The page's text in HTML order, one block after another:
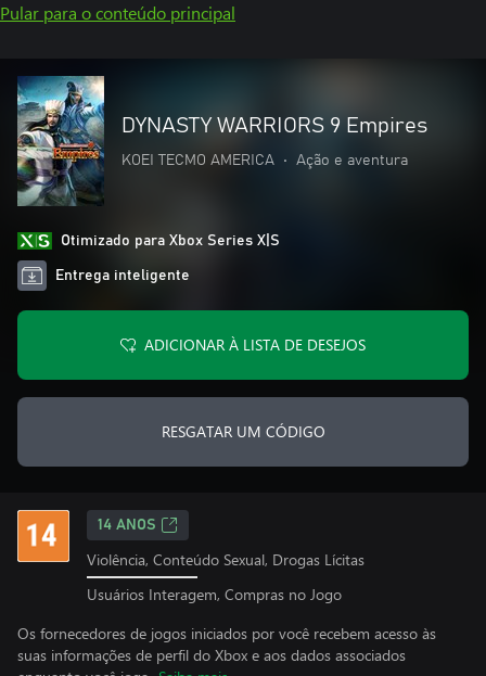
Pular para o conteúdo principal
DYNASTY WARRIORS 9 Empires
KOEI TECMO AMERICA • Ação e aventura
Otimizado para Xbox Series X|S
Entrega inteligente
ADICIONAR À LISTA DE DESEJOS
RESGATAR UM CÓDIGO
14 ANOS
Violência, Conteúdo Sexual, Drogas Lícitas
Usuários Interagem, Compras no Jogo
Os fornecedores de jogos iniciados por você recebem acesso às
suas informações de perfil do Xbox e aos dados associados